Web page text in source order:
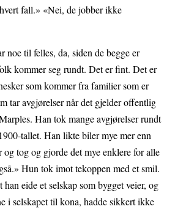
fall.» «Nei, de jobber ikke
noe til felles, da, siden de begge er
kommer seg rundt. Det er fint. Det er
som kommer fra familier som er
tar avgjørelser når det gjelder offentlig
Han tok mange avgjørelser rundt
tallet. Han likte biler mye mer enn
tog og gjorde det mye enklere for alle
Hun tok imot tekoppen med et smil.
eide et selskap som bygget veier, og
i selskapet til kona, hadde sikkert ikke